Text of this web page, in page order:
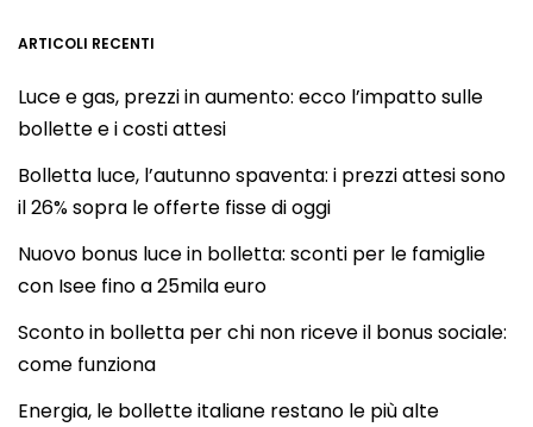
ARTICOLI RECENTI
Luce e gas, prezzi in aumento: ecco l’impatto sulle
bollette e i costi attesi
Bolletta luce, l’autunno spaventa: i prezzi attesi sono
il 26% sopra le offerte fisse di oggi
Nuovo bonus luce in bolletta: sconti per le famiglie
con Isee fino a 25mila euro
Sconto in bolletta per chi non riceve il bonus sociale:
come funziona
Energia, le bollette italiane restano le più alte